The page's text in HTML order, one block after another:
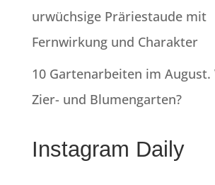
urwüchsige Präriestaude mit
Fernwirkung und Charakter
10 Gartenarbeiten im August.
Zier- und Blumengarten?
Instagram Daily